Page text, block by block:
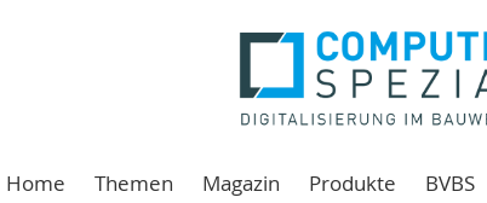
Home Themen Magazin Produkte BVBS